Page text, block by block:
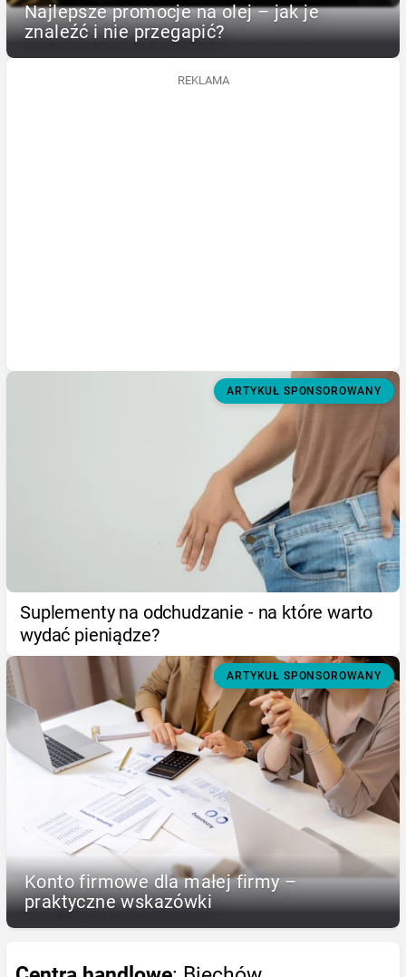
Najlepsze promocje na olej – jak je
znaleźć i nie przegapić?
REKLAMA
ARTYKUŁ SPONSOROWANY
Suplementy na odchudzanie - na które warto
wydać pieniądze?
ARTYKUŁ SPONSOROWANY
Konto firmowe dla małej firmy –
praktyczne wskazówki